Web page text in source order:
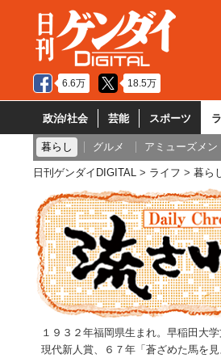
6.6万 18.5万
政治/社会 芸能 スポーツ
暮らし グルメ アミューズメン
日刊ゲンダイDIGITAL ライフ 暮ら
１９３２年福岡県生まれ。早稲田大
現代新人賞、６７年「蒼ざめた馬を